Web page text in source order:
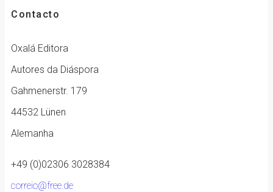
Contacto
Oxalá Editora
Autores da Diáspora
Gahmenerstr. 179
44532 Lünen
Alemanha
+49 (0)02306 3028384
correio@free.de